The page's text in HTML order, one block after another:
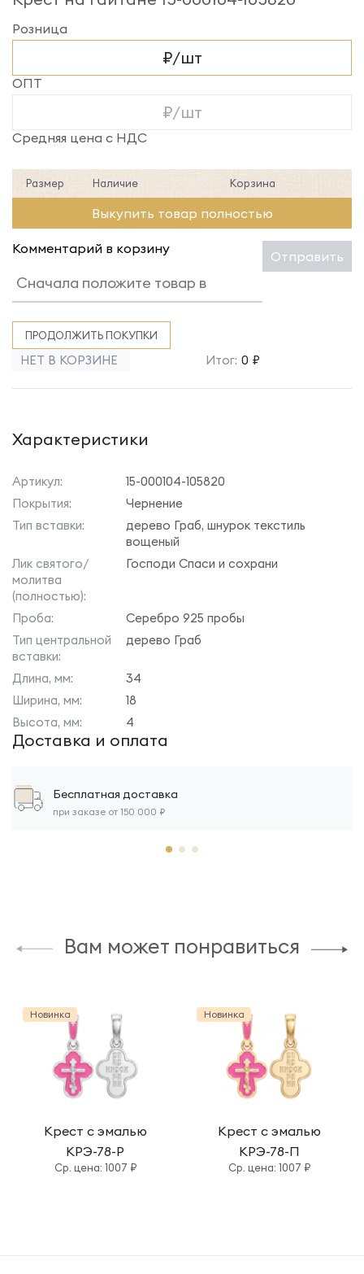
Розница
₽/шт
ОПТ
₽/шт
Средняя цена с НДС
Размер Наличие Корзина
Выкупить товар полностью
Комментарий в корзину Отправить
ПРОДОЛЖИТЬ ПОКУПКИ
НЕТ В КОРЗИНЕ Итог: 0 ₽
Характеристики
Артикул:
15-000104-105820
Покрытия:
Чернение
Тип вставки:
дерево Граб, шнурок текстиль
вощеный
Лик святого/
молитва
(полностью):
Господи Спаси и сохрани
Проба:
Серебро 925 пробы
Тип центральной
вставки:
дерево Граб
Длина, мм:
34
Ширина, мм:
18
Высота, мм:
4
Доставка и оплата
Бесплатная доставка
при заказе от 150 000 ₽
Вам может понравиться
Новинка
Крест с эмалью
КРЭ-78-Р
Cр. цена: 1007 ₽
Новинка
Крест с эмалью
КРЭ-78-П
Cр. цена: 1007 ₽